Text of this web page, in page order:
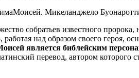
Моисей. Микеланджело
собратьев известного
работая над образом своего
является библейским
перевод, автором которого